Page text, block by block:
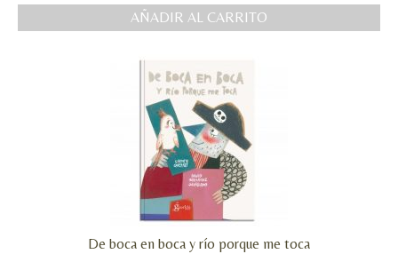
AÑADIR AL CARRITO
De boca en boca y río porque me toca